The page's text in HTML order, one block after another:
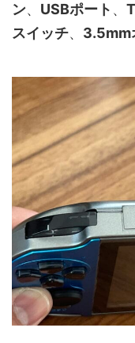
ン、 USBポート 、
スイッチ、 3.5mm